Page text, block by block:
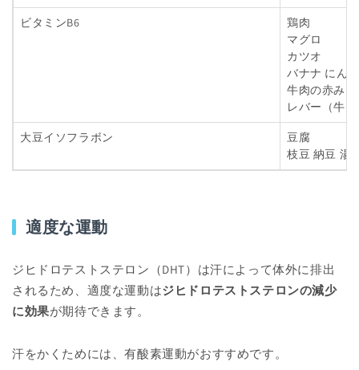
ビタミンB6
鶏肉
マグロ
カツオ
バナナ にん
牛肉の赤み
レバー（牛
大豆イソフラボン
豆腐
枝豆 納豆 湯
適度な運動
ジヒドロテストステロン（DHT）は汗によって体外に排出
されるため、適度な運動はジヒドロテストステロンの減少
に効果が期待できます。
汗をかくためには、有酸素運動がおすすめです。